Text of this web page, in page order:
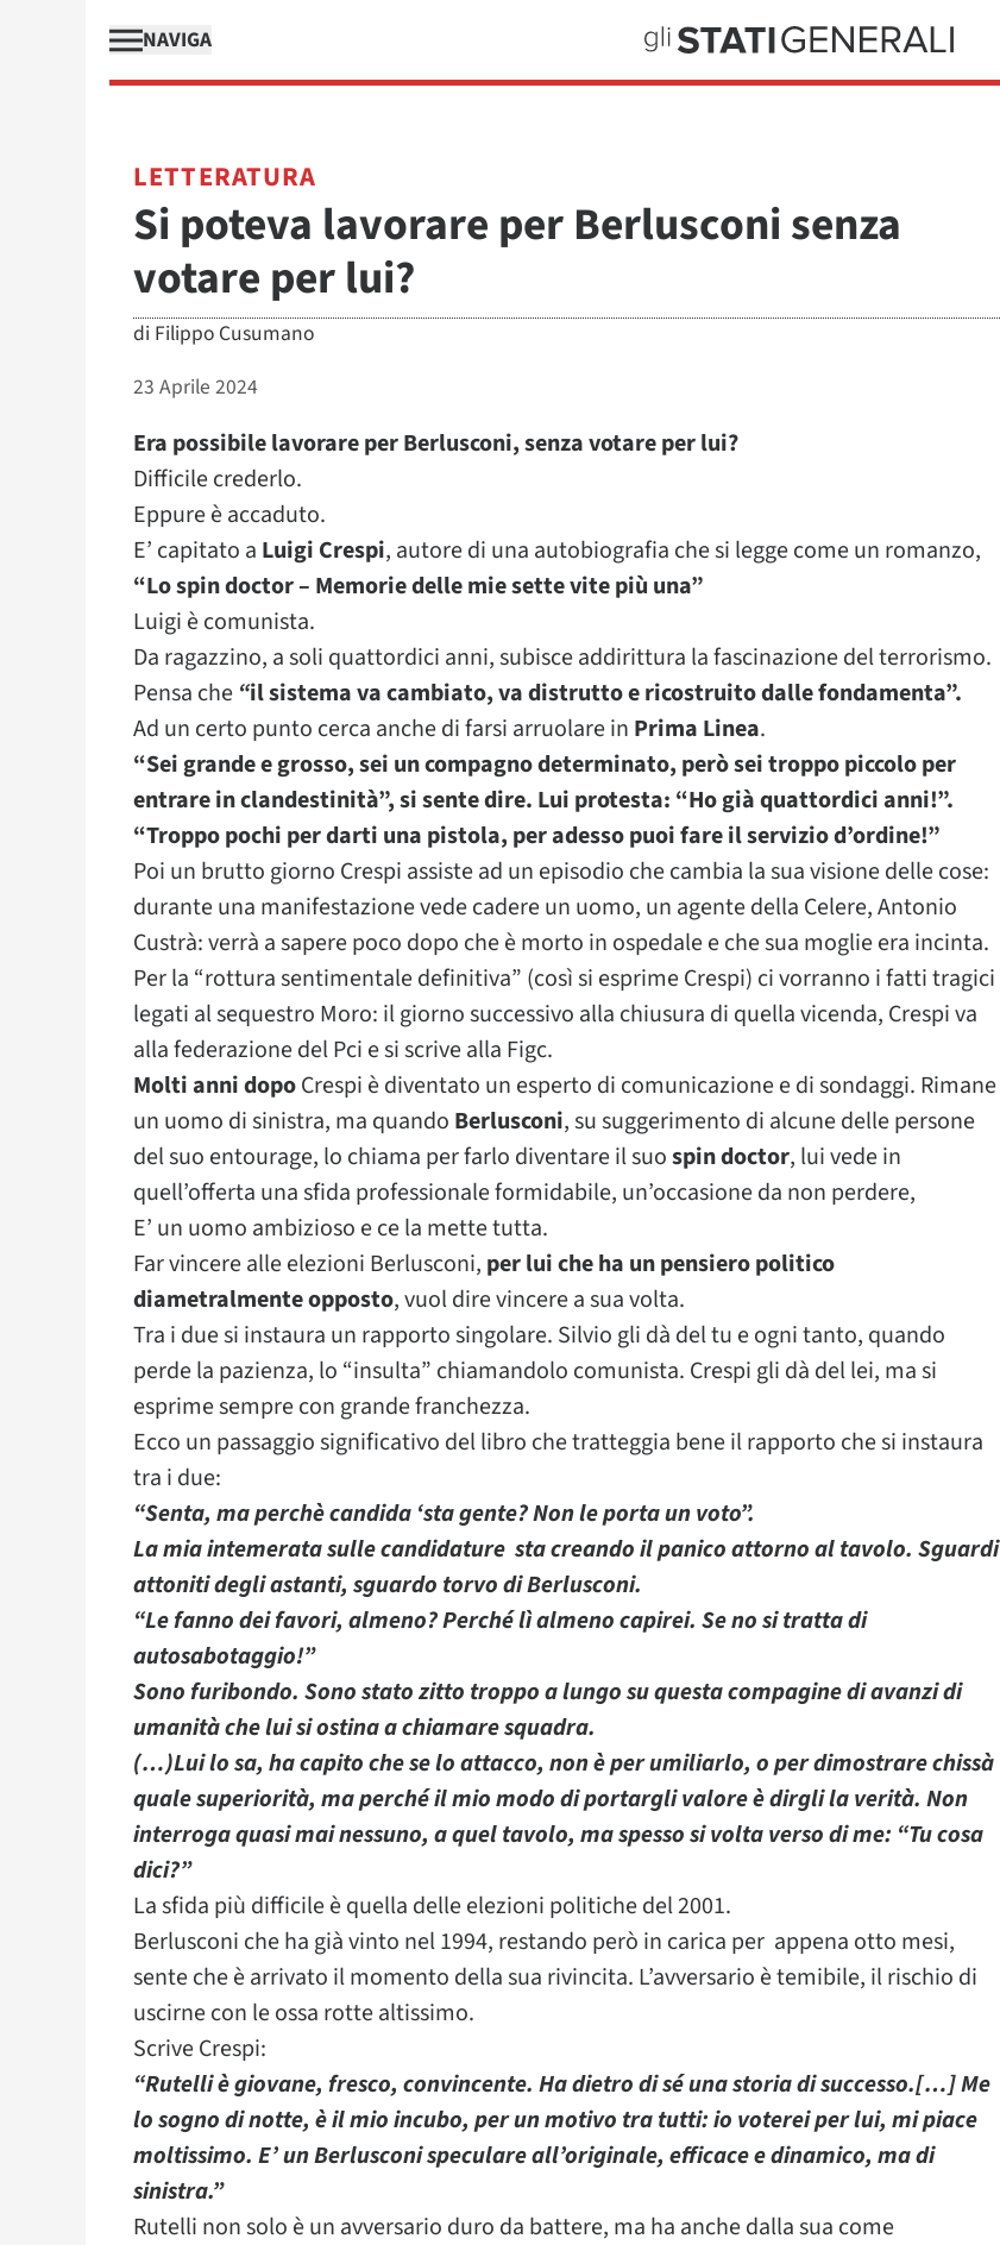
NAVIGA
LETTERATURA
Si poteva lavorare per Berlusconi senza
votare per lui?
di Filippo Cusumano
23 Aprile 2024
Era possibile lavorare per Berlusconi, senza votare per lui?
Difficile crederlo.
Eppure è accaduto.
E’ capitato a Luigi Crespi, autore di una autobiografia che si legge come un romanzo,
“Lo spin doctor – Memorie delle mie sette vite più una”
Luigi è comunista.
Da ragazzino, a soli quattordici anni, subisce addirittura la fascinazione del terrorismo.
Pensa che “il sistema va cambiato, va distrutto e ricostruito dalle fondamenta”.
Ad un certo punto cerca anche di farsi arruolare in Prima Linea.
“Sei grande e grosso, sei un compagno determinato, però sei troppo piccolo per
entrare in clandestinità”, si sente dire. Lui protesta: “Ho già quattordici anni!”.
“Troppo pochi per darti una pistola, per adesso puoi fare il servizio d’ordine!”
Poi un brutto giorno Crespi assiste ad un episodio che cambia la sua visione delle cose:
durante una manifestazione vede cadere un uomo, un agente della Celere, Antonio
Custrà: verrà a sapere poco dopo che è morto in ospedale e che sua moglie era incinta.
Per la “rottura sentimentale definitiva” (così si esprime Crespi) ci vorranno i fatti tragici
legati al sequestro Moro: il giorno successivo alla chiusura di quella vicenda, Crespi va
alla federazione del Pci e si scrive alla Figc.
Molti anni dopoCrespi è diventato un esperto di comunicazione e di sondaggi. Rimane
un uomo di sinistra, ma quando Berlusconi, su suggerimento di alcune delle persone
del suo entourage, lo chiama per farlo diventare il suospin doctor, lui vede in
quell’offerta una sfida professionale formidabile, un’occasione da non perdere,
E’ un uomo ambizioso e ce la mette tutta.
Far vincere alle elezioni Berlusconi, per lui che ha un pensiero politico
diametralmente opposto, vuol dire vincere a sua volta.
Tra i due si instaura un rapporto singolare. Silvio gli dà del tu e ogni tanto, quando
perde la pazienza, lo “insulta” chiamandolo comunista. Crespi gli dà del lei, ma si
esprime sempre con grande franchezza.
Ecco un passaggio significativo del libro che tratteggia bene il rapporto che si instaura
tra i due:
“Senta, ma perchè candida ‘sta gente? Non le porta un voto”.
La mia intemerata sulle candidature sta creando il panico attorno al tavolo. Sguardi
attoniti degli astanti, sguardo torvo di Berlusconi.
“Le fanno dei favori, almeno? Perché lì almeno capirei. Se no si tratta di
autosabotaggio!”
Sono furibondo. Sono stato zitto troppo a lungo su questa compagine di avanzi di
umanità che lui si ostina a chiamare squadra.
(…)Lui lo sa, ha capito che se lo attacco, non è per umiliarlo, o per dimostrare chissà
quale superiorità, ma perché il mio modo di portargli valore è dirgli la verità. Non
interroga quasi mai nessuno, a quel tavolo, ma spesso si volta verso di me: “Tu cosa
dici?”
La sfida più difficile è quella delle elezioni politiche del 2001.
Berlusconi che ha già vinto nel 1994, restando però in carica per appena otto mesi,
sente che è arrivato il momento della sua rivincita. L’avversario è temibile, il rischio di
uscirne con le ossa rotte altissimo.
Scrive Crespi:
“Rutelli è giovane, fresco, convincente. Ha dietro di sé una storia di successo.[…] Me
lo sogno di notte, è il mio incubo, per un motivo tra tutti: io voterei per lui, mi piace
moltissimo. E’ un Berlusconi speculare all’originale, efficace e dinamico, ma di
sinistra.”
Rutelli non solo è un avversario duro da battere, ma ha anche dalla sua come